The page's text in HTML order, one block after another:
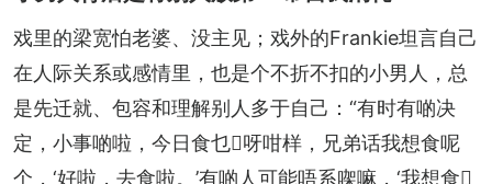
戏里的梁宽怕老婆、没主见；戏外的Frankie坦言自己
在人际关系或感情里，也是个不折不扣的小男人，总
是先迁就、包容和理解别人多于自己：“有时有啲决
定，小事啲啦，今日食乜𩠌呀咁样，兄弟话我想食呢
个，‘好啦，去食啦。’有啲人可能唔系㗎嘛，‘我想食𠮶